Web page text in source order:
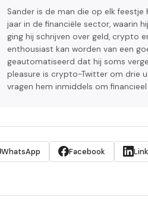
Sander is de man die op elk
jaar in de financiële sector, waarin
ging hij schrijven over geld, crypto
enthousiast kan worden van een
geautomatiseerd dat hij soms
pleasure is crypto-Twitter om drie
vragen hem inmiddels om
WhatsApp Facebook